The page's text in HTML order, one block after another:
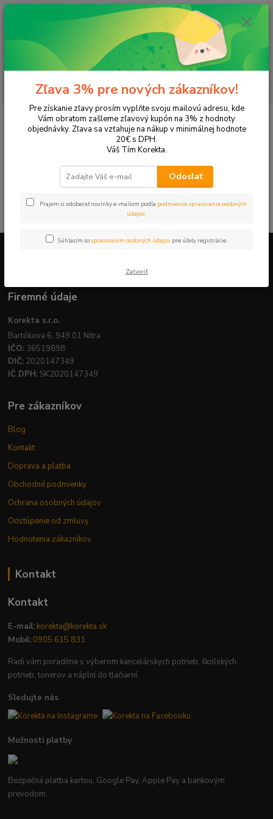
Hľadať
ks
za 0,00 EUR
Tonery a náplne do tlačiarní Hewlett Packard
HP OfficeJet
OfficeJet Pro 8732M
OfficeJet Pro 8732M
V tejto kategórii nebol nájdený žiadny tovar.
Firemné údaje a informácie
Firemné údaje
Korekta s.r.o.
Bartókova 6, 949 01 Nitra
IČO: 36519898
DIČ: 2020147349
IČ DPH: SK2020147349
Pre zákazníkov
Blog
Kontakt
Doprava a platba
Obchodné podmienky
Ochrana osobných údajov
Odstúpenie od zmluvy
Hodnotenia zákazníkov
Kontakt
Kontakt
E-mail: korekta@korekta.sk
Mobil: 0905 615 831
Radi vám poradíme s výberom kancelárskych potrieb, školských
potrieb, tonerov a náplní do tlačiarní.
Sledujte nás
Možnosti platby
Bezpečná platba kartou, Google Pay, Apple Pay a bankovým
prevodom.
Zľava 3% pre nových zákazníkov!
Pre získanie zľavy prosím vyplňte svoju mailovú adresu, kde
Vám obratom zašleme zľavový kupón na 3% z hodnoty
objednávky. Zľava sa vzťahuje na nákup v minimálnej hodnote
20€ s DPH.
Váš Tím Korekta.
Odoslať
Prajem si odoberať novinky e-mailom podľa podmienok spracovania osobných
údajov.
Súhlasím sospracovaním osobných údajov pre účely registrácie.
Zatvoriť